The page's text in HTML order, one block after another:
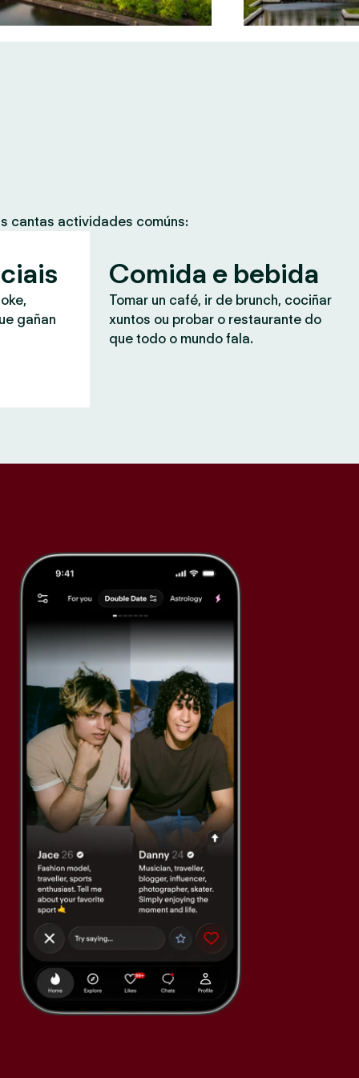
cantas actividades comúns:
gañan
Comida e bebida
Tomar un café, ir de brunch, cociñar
xuntos ou probar o restaurante do
que todo o mundo fala.